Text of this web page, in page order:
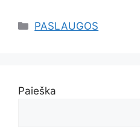
Kategorijos
PASLAUGOS
Paieška